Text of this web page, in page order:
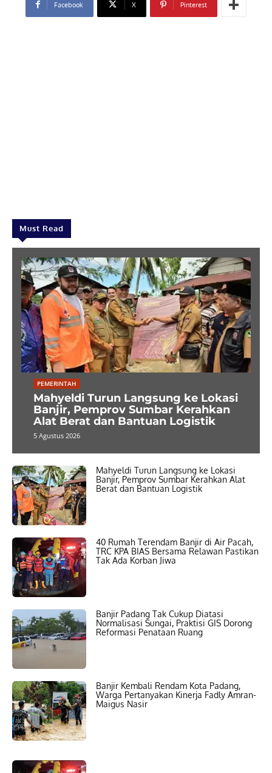
Facebook X Pinterest
Must Read
PEMERINTAH
Mahyeldi Turun Langsung ke Lokasi
Banjir, Pemprov Sumbar Kerahkan
Alat Berat dan Bantuan Logistik
5 Agustus 2026
Mahyeldi Turun Langsung ke Lokasi
Banjir, Pemprov Sumbar Kerahkan Alat
Berat dan Bantuan Logistik
40 Rumah Terendam Banjir di Air Pacah,
TRC KPA BIAS Bersama Relawan Pastikan
Tak Ada Korban Jiwa
Banjir Padang Tak Cukup Diatasi
Normalisasi Sungai, Praktisi GIS Dorong
Reformasi Penataan Ruang
Banjir Kembali Rendam Kota Padang,
Warga Pertanyakan Kinerja Fadly Amran-
Maigus Nasir